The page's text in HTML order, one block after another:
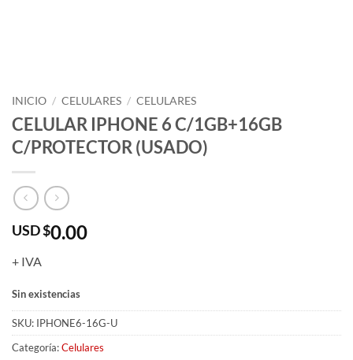
INICIO / CELULARES / CELULARES
CELULAR IPHONE 6 C/1GB+16GB
C/PROTECTOR (USADO)
USD $0.00
+ IVA
Sin existencias
SKU: IPHONE6-16G-U
Categoría:Celulares